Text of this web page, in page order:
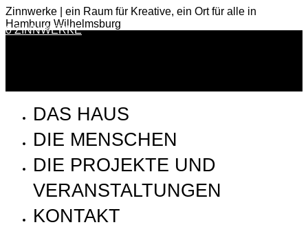
Zinnwerke | ein Raum für Kreative, ein Ort für alle in
Hamburg Wilhelmsburg
0 ZINNWERKE
DAS HAUS
DIE MENSCHEN
DIE PROJEKTE UND
VERANSTALTUNGEN
KONTAKT